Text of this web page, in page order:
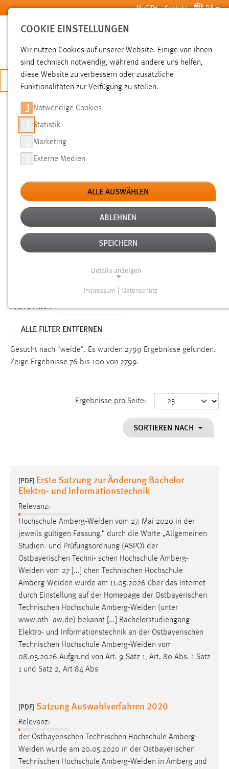
Zum Hauptinhalt springen MyOTH Kontakt DE
SUCHE
JETZT BEWERBEN
SUCHE
FILTER
Typ
Erstellungsdatum
Alter
Aktive Filter:
ALLE FILTER ENTFERNEN
Gesucht nach "weide". Es wurden 2799 Ergebnisse gefunden.
Zeige Ergebnisse 76 bis 100 von 2799.
Ergebnisse pro Seite:
SORTIEREN NACH
[PDF] Erste Satzung zur Änderung Bachelor
Elektro- und Informationstechnik
Relevanz:
Hochschule Amberg-Weiden vom 27. Mai 2020 in der
jeweils gültigen Fassung.“ durch die Worte „Allgemeinen
Studien- und Prüfungsordnung (ASPO) der
Ostbayerischen Techni- schen Hochschule Amberg-
Weiden vom 27 [...] chen Technischen Hochschule
Amberg-Weiden wurde am 11.05.2026 über das Internet
durch Einstellung auf der Homepage der Ostbayerischen
Technischen Hochschule Amberg-Weiden (unter
www.oth- aw.de) bekannt [...] Bachelorstudiengang
Elektro- und Informationstechnik an der Ostbayerischen
Technischen Hochschule Amberg-Weiden vom
08.05.2026 Aufgrund von Art. 9 Satz 1, Art. 80 Abs. 1 Satz
1 und Satz 2, Art 84 Abs
[PDF] Satzung Auswahlverfahren 2020
Relevanz:
der Ostbayerischen Technischen Hochschule Amberg-
Weiden wurde am 20.05.2020 in der Ostbayerischen
Technischen Hochschule Amberg-Weiden in Amberg und
COOKIE EINSTELLUNGEN
Wir nutzen Cookies auf unserer Website. Einige von ihnen
sind technisch notwendig, während andere uns helfen,
diese Website zu verbessern oder zusätzliche
Funktionalitäten zur Verfügung zu stellen.
Notwendige Cookies
Statistik
Marketing
Externe Medien
ALLE AUSWÄHLEN
ABLEHNEN
SPEICHERN
Details anzeigen
Funktionen und sind für die einwandfreie Funktion der
Einverständnis
cookie_consent
Dieser Cookie speichert die ausgewählten Einverständnis-
Name:
staticfilecache
Zweck:
Für performante Seitenauslieferung wird in diesem Cookie
gespeichert, ob man eingeloggt ist.
Sprachpräferenz
Name:
site-language-preference
Zweck:
Das Cookie speichert die gewählte Sprache der Website.
Chat
Name:
MibewSessionID, MIBEW_UserID, mibew_locale, mibew-
chat-frame-style-5e9dbeb1811c0446
Impressum Datenschutz